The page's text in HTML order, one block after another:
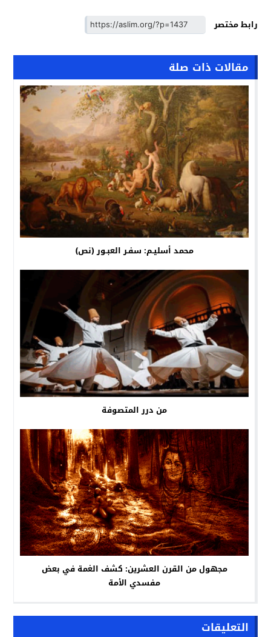
رابط مختصر
مقالات ذات صلة
محمد أسليـم: سفـر العبـور (نص)
من درر المتصوفة
مجهول من القرن العشرين: كشف الغمة في بعض
مفسدي الأمة
التعليقات